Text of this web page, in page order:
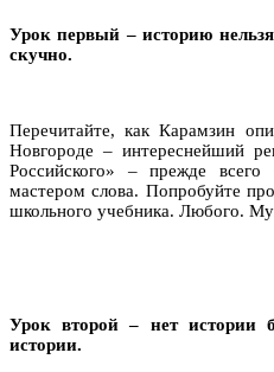
Урок первый – историю
скучно.
Перечитайте, как Карамзин
Новгороде – интереснейший
Российского» – прежде всего
мастером слова. Попробуйте
школьного учебника. Любого.
Урок второй – нет истории
истории.